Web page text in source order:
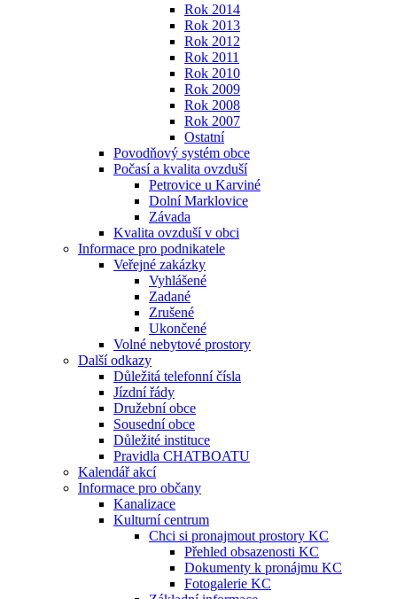
Rok 2014
Rok 2013
Rok 2012
Rok 2011
Rok 2010
Rok 2009
Rok 2008
Rok 2007
Ostatní
Povodňový systém obce
Počasí a kvalita ovzduší
Petrovice u Karviné
Dolní Marklovice
Závada
Kvalita ovzduší v obci
Informace pro podnikatele
Veřejné zakázky
Vyhlášené
Zadané
Zrušené
Ukončené
Volné nebytové prostory
Další odkazy
Důležitá telefonní čísla
Jízdní řády
Družební obce
Sousední obce
Důležité instituce
Pravidla CHATBOATU
Kalendář akcí
Informace pro občany
Kanalizace
Kulturní centrum
Chci si pronajmout prostory KC
Přehled obsazenosti KC
Dokumenty k pronájmu KC
Fotogalerie KC